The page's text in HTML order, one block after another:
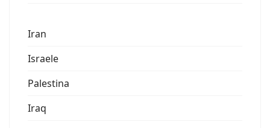
Iran
Israele
Palestina
Iraq